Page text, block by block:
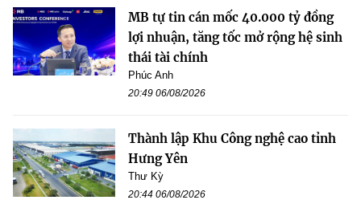
MB tự tin cán mốc 40.000 tỷ đồng
lợi nhuận, tăng tốc mở rộng hệ sinh
thái tài chính
Phúc Anh
20:49 06/08/2026
Thành lập Khu Công nghệ cao tỉnh
Hưng Yên
Thư Kỳ
20:44 06/08/2026